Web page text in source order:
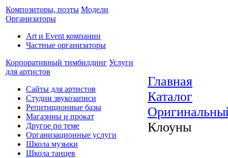
Композиторы, поэты Модели
Организаторы
Art и Event компании
Частные организаторы
Корпоративный тимбилдинг Услуги
для артистов
Сайты для артистов
Студии звукозаписи
Репитиционные базы
Магазины и прокат
Другое по теме
Организационные услуги
Школа музыки
Школа танцев
Главная
Каталог
Клоуны